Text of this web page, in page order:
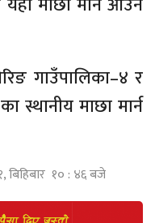
गाउँपालिका–४ र
स्थानीय माछा मार्न
बिहिबार १० : ४६ बजे